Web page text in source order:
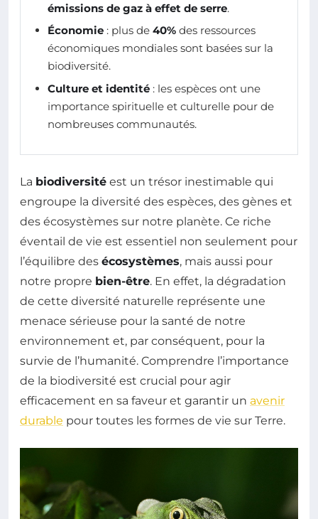
émissions de gaz à effet de serre.
Économie : plus de 40% des ressources
économiques mondiales sont basées sur la
biodiversité.
Culture et identité : les espèces ont une
importance spirituelle et culturelle pour de
nombreuses communautés.
La biodiversité est un trésor inestimable qui
engroupe la diversité des espèces, des gènes et
des écosystèmes sur notre planète. Ce riche
éventail de vie est essentiel non seulement pour
l’équilibre des écosystèmes, mais aussi pour
notre propre bien-être. En effet, la dégradation
de cette diversité naturelle représente une
menace sérieuse pour la santé de notre
environnement et, par conséquent, pour la
survie de l’humanité. Comprendre l’importance
de la biodiversité est crucial pour agir
efficacement en sa faveur et garantir un avenir
durable pour toutes les formes de vie sur Terre.